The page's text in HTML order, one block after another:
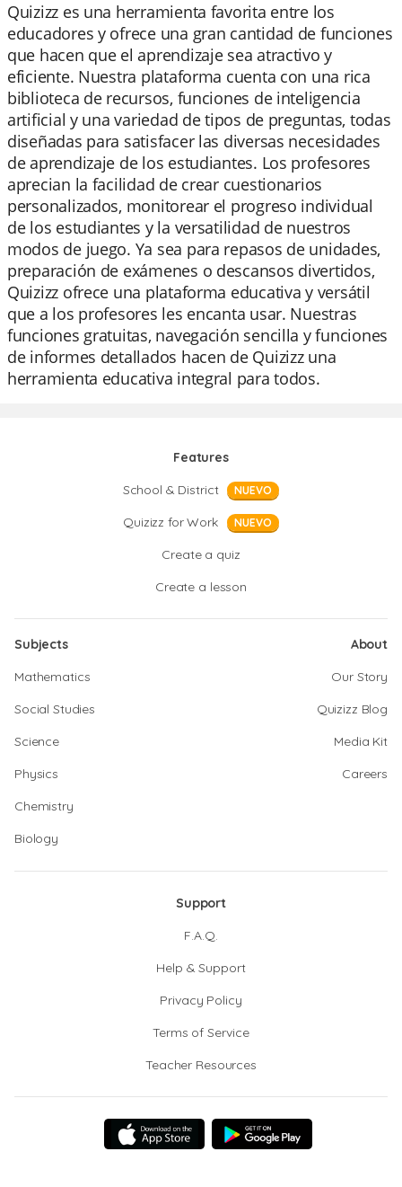
Quizizz es una herramienta favorita entre los
educadores y ofrece una gran cantidad de funciones
que hacen que el aprendizaje sea atractivo y
eficiente. Nuestra plataforma cuenta con una rica
biblioteca de recursos, funciones de inteligencia
artificial y una variedad de tipos de preguntas, todas
diseñadas para satisfacer las diversas necesidades
de aprendizaje de los estudiantes. Los profesores
aprecian la facilidad de crear cuestionarios
personalizados, monitorear el progreso individual
de los estudiantes y la versatilidad de nuestros
modos de juego. Ya sea para repasos de unidades,
preparación de exámenes o descansos divertidos,
Quizizz ofrece una plataforma educativa y versátil
que a los profesores les encanta usar. Nuestras
funciones gratuitas, navegación sencilla y funciones
de informes detallados hacen de Quizizz una
herramienta educativa integral para todos.
Features
School & District
NUEVO
Quizizz for Work NUEVO
Create a quiz
Create a lesson
Subjects
Mathematics
Social Studies
Science
Physics
Chemistry
Biology
About
Our Story
Quizizz Blog
Media Kit
Careers
Support
F.A.Q.
Help & Support
Privacy Policy
Terms of Service
Teacher Resources